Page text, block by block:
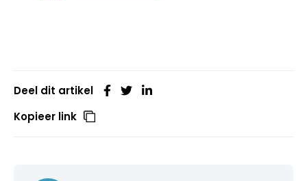
Deel dit artikel
Kopieer link